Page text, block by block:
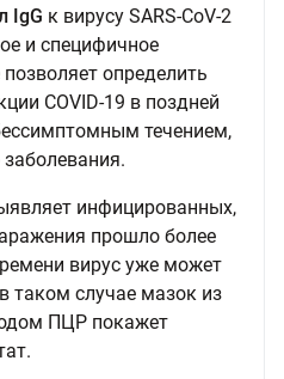
IgG к вирусу SARS-CoV-2
и специфичное
определить
COVID-19 в поздней
течением,
инфицированных,
прошло более
вирус уже может
таком случае мазок из
ПЦР покажет